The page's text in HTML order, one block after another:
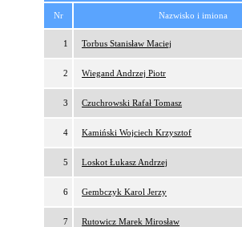
Nr Nazwisko i imiona
1 Torbus Stanisław Maciej
2 Wiegand Andrzej Piotr
3 Czuchrowski Rafał Tomasz
4 Kamiński Wojciech Krzysztof
5 Loskot Łukasz Andrzej
6 Gembczyk Karol Jerzy
7 Rutowicz Marek Mirosław